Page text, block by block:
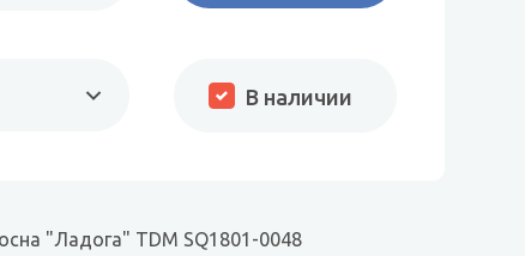
В наличии
"Ладога" TDM SQ1801-0048